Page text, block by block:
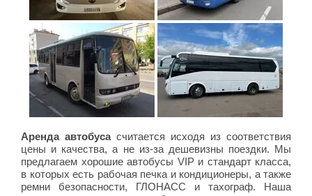
Аренда автобусасчитается исходя из соответствия
цены и качества, а не из-за дешевизны поездки. Мы
предлагаем хорошие автобусы VIP и стандарт класса,
в которых есть рабочая печка и кондиционеры, а также
ремни безопасности, ГЛОНАСС и тахограф. Наша